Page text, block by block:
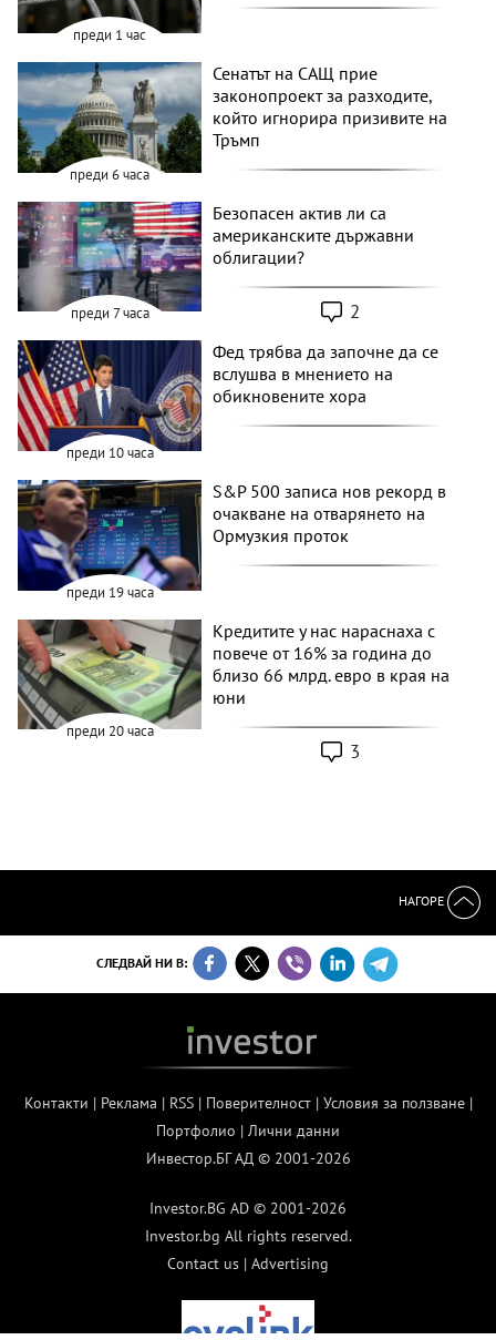
преди 1 час
преди 6 часа
Сенатът на САЩ прие
законопроект за разходите,
който игнорира призивите на
Тръмп
преди 7 часа
Безопасен актив ли са
американските държавни
облигации?
2
преди 10 часа
Фед трябва да започне да се
вслушва в мнението на
обикновените хора
преди 19 часа
S&P 500 записа нов рекорд в
очакване на отварянето на
Ормузкия проток
преди 20 часа
Кредитите у нас нараснаха с
повече от 16% за година до
близо 66 млрд. евро в края на
юни
3
НАГОРЕ
СЛЕДВАЙ НИ В:
Контакти | Реклама | RSS| Поверителност| Условия за ползване|
Портфолио | Лични данни
Инвестор.БГ АД © 2001-2026
Investor.BG AD © 2001-2026
Investor.bg All rights reserved.
Contact us | Advertising